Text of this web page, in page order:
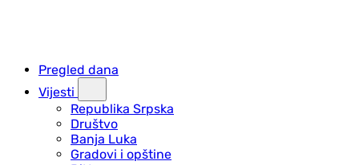
Pregled dana
Vijesti
Republika Srpska
Društvo
Banja Luka
Gradovi i opštine